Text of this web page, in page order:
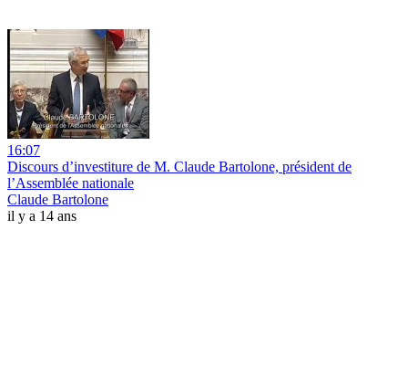
16:07
Discours d’investiture de M. Claude Bartolone, président de
l’Assemblée nationale
Claude Bartolone
il y a 14 ans